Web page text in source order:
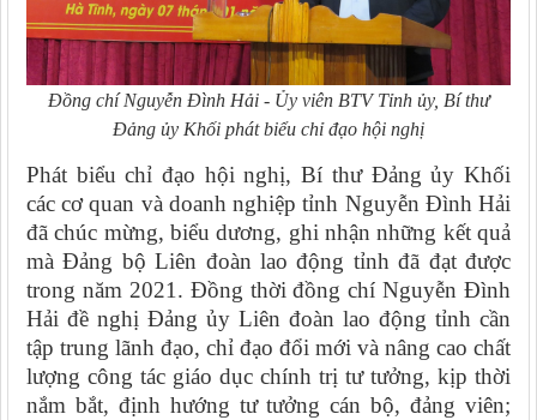
Đồng chí Nguyễn Đình Hải - Ủy viên BTV Tỉnh ủy, Bí thư
Đảng ủy Khối phát biểu chỉ đạo hội nghị
Phát biểu chỉ đạo hội nghị, Bí thư Đảng ủy Khối
các cơ quan và doanh nghiệp tỉnh Nguyễn Đình Hải
đã chúc mừng, biểu dương, ghi nhận những kết quả
mà Đảng bộ Liên đoàn lao động tỉnh đã đạt được
trong năm 2021. Đồng thời đồng chí Nguyễn Đình
Hải đề nghị Đảng ủy Liên đoàn lao động tỉnh cần
tập trung lãnh đạo, chỉ đạo đổi mới và nâng cao chất
lượng công tác giáo dục chính trị tư tưởng, kịp thời
nắm bắt, định hướng tư tưởng cán bộ, đảng viên;